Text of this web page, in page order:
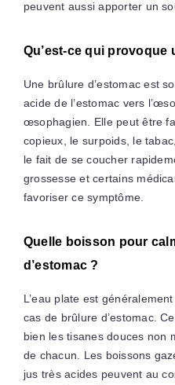
peuvent aussi apporter un
Qu’est-ce qui provoque
Une brûlure d’estomac est
acide de l’estomac vers
œsophagien. Elle peut être
copieux, le surpoids, le
le fait de se coucher
grossesse et certains
favoriser ce symptôme.
Quelle boisson pour
d’estomac ?
L’eau plate est
cas de brûlure d’estomac.
bien les tisanes douces non
de chacun. Les boissons
jus très acides peuvent au